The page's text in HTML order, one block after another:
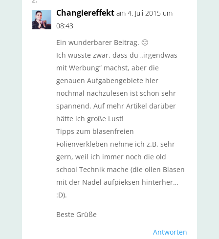
Changiereffekt am 4. Juli 2015 um
08:43
Ein wunderbarer Beitrag. 🙂
Ich wusste zwar, dass du „irgendwas
mit Werbung“ machst, aber die
genauen Aufgabengebiete hier
nochmal nachzulesen ist schon sehr
spannend. Auf mehr Artikel darüber
hätte ich große Lust!
Tipps zum blasenfreien
Folienverkleben nehme ich z.B. sehr
gern, weil ich immer noch die old
school Technik mache (die ollen Blasen
mit der Nadel aufpieksen hinterher…
:D).
Beste Grüße
Antworten